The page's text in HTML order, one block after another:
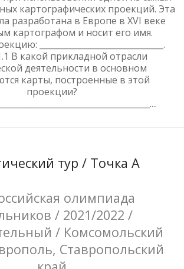
картографических проекций. Эта
разработана в Европе в XVI веке
картографом и носит его имя.
______________________________.
В какой прикладной отрасли
деятельности в основном
карты, построенные в этой
проекции?
тур / Точка А
олимпиада
/ 2021/2022 /
/ Комсомольский
Ставропольский